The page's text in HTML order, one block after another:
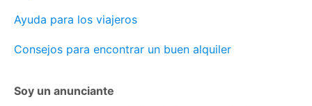
Ayuda para los viajeros
Consejos para encontrar un buen alquiler
Soy un anunciante